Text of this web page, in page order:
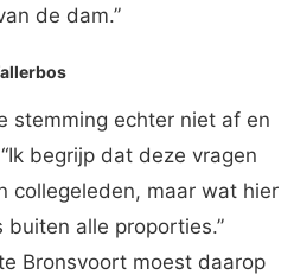
de dam.”
stemming echter niet af en
begrijp dat deze vragen
collegeleden, maar wat hier
alle proporties.”
Bronsvoort moest daarop